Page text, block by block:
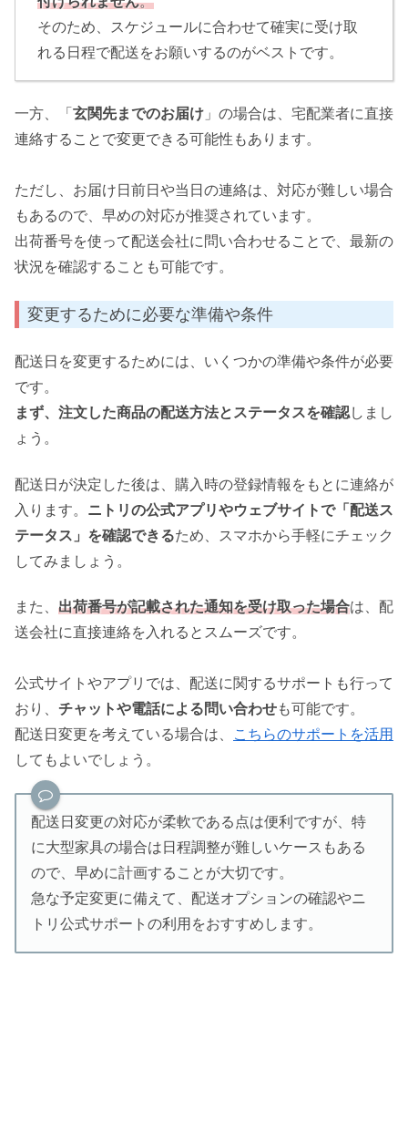
そのため、スケジュールに合わせて確実に受け取
れる日程で配送をお願いするのがベストです。
一方、「 玄関先までのお届け 」の場合は、宅配業者に直接
連絡することで変更できる可能性もあります。
ただし、お届け日前日や当日の連絡は、対応が難しい場合
もあるので、早めの対応が推奨されています。
出荷番号を使って配送会社に問い合わせることで、最新の
状況を確認することも可能です。
変更するために必要な準備や条件
配送日を変更するためには、いくつかの準備や条件が必要
です。
まず、注文した商品の配送方法とステータスを確認しまし
ょう。
配送日が決定した後は、購入時の登録情報をもとに連絡が
入ります。 ニトリの公式アプリやウェブサイトで「配送ス
テータス」を確認できるため、スマホから手軽にチェック
してみましょう。
また、 出荷番号が記載された通知を受け取った場合は、配
送会社に直接連絡を入れるとスムーズです。
公式サイトやアプリでは、配送に関するサポートも行って
おり、 チャットや電話による問い合わせも可能です。
配送日変更を考えている場合は、
こちらのサポートを活用
してもよいでしょう。
配送日変更の対応が柔軟である点は便利ですが、特
に大型家具の場合は日程調整が難しいケースもある
ので、早めに計画することが大切です。
急な予定変更に備えて、配送オプションの確認やニ
トリ公式サポートの利用をおすすめします。